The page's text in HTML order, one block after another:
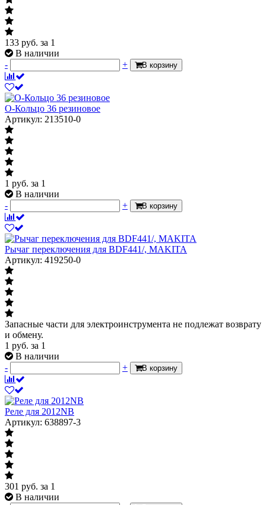
133 руб. за 1
В наличии
-
+ В корзину
О-Кольцо 36 резиновое
Артикул: 213510-0
1 руб. за 1
В наличии
-
+ В корзину
Рычаг переключения для BDF441/, MAKITA
Артикул: 419250-0
Запасные части для электроинструмента не подлежат возврату
и обмену.
1 руб. за 1
В наличии
-
+ В корзину
Реле для 2012NB
Артикул: 638897-3
301 руб. за 1
В наличии